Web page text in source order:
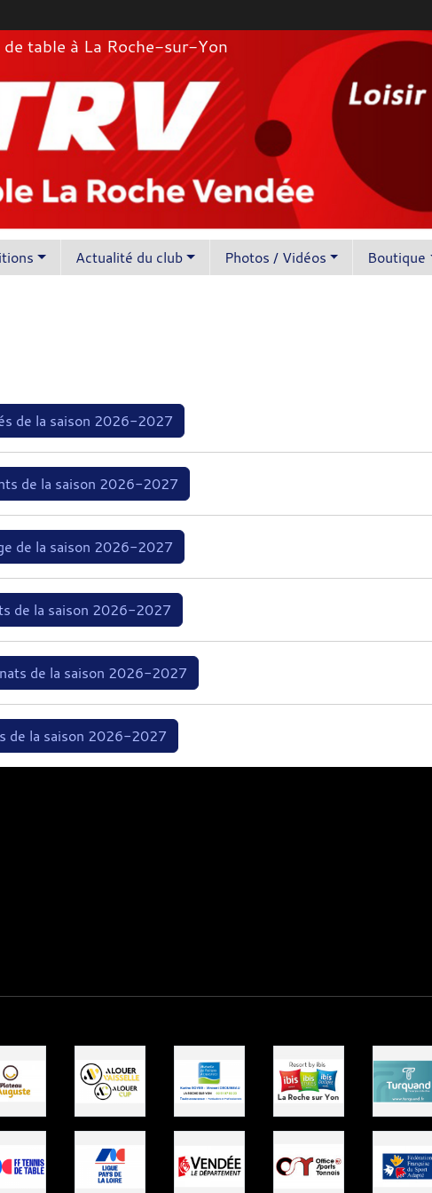
table à La Roche-sur-Yon
Actualité du club Photos / Vidéos Boutique
de la saison 2026-2027
de la saison 2026-2027
de la saison 2026-2027
de la saison 2026-2027
de la saison 2026-2027
de la saison 2026-2027